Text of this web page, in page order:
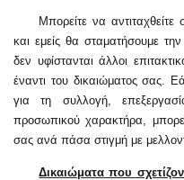
Μπορείτε να
και εμείς θα σταματήσουμε
δεν υφίστανται άλλοι
έναντι του δικαιώματος σας.
για τη συλλογή,
προσωπικού χαρακτήρα,
σας ανά πάσα στιγμή με
Δικαιώματα που